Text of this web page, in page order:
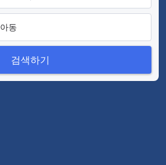
아동
검색하기